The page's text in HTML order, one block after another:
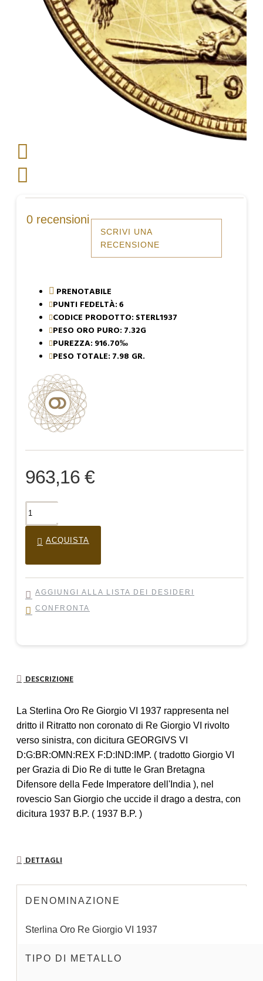
0 recensioni
SCRIVI UNA
RECENSIONE
963,16 €
PRENOTABILE
PUNTI FEDELTÀ: 6
CODICE PRODOTTO: STERL1937
PESO ORO PURO: 7.32G
PUREZZA: 916.70‰
PESO TOTALE: 7.98 GR.
ACQUISTA
AGGIUNGI ALLA LISTA DEI DESIDERI
CONFRONTA
DESCRIZIONE
La Sterlina Oro Re Giorgio VI 1937 rappresenta nel
dritto il Ritratto non coronato di Re Giorgio VI rivolto
verso sinistra, con dicitura GEORGIVS VI
D:G:BR:OMN:REX F:D:IND:IMP. ( tradotto Giorgio VI
per Grazia di Dio Re di tutte le Gran Bretagna
Difensore della Fede Imperatore dell'India ), nel
rovescio San Giorgio che uccide il drago a destra, con
dicitura 1937 B.P. ( 1937 B.P. )
DETTAGLI
DENOMINAZIONE
Sterlina Oro Re Giorgio VI 1937
TIPO DI METALLO